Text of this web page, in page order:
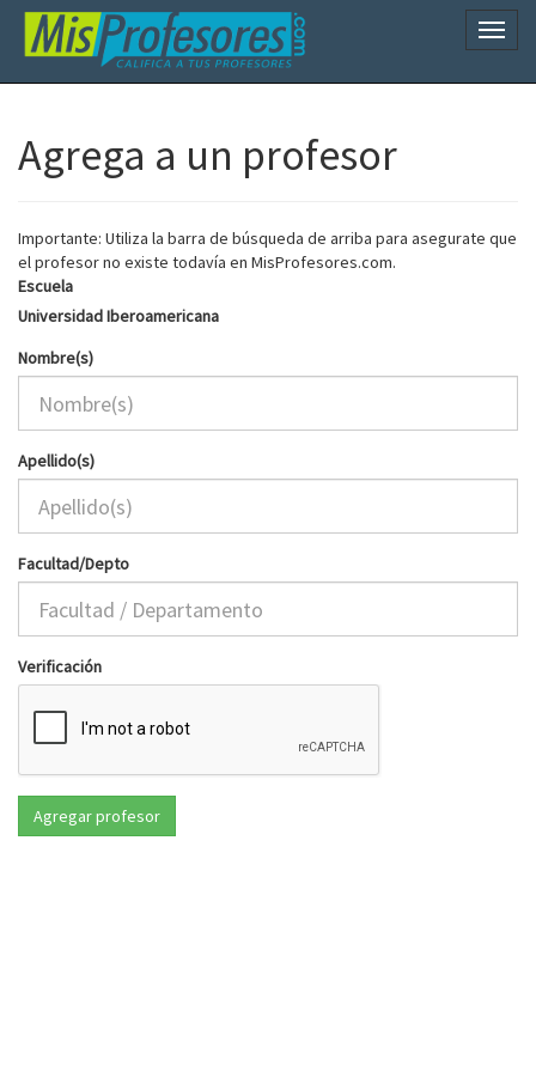
Agrega a un profesor
Importante: Utiliza la barra de búsqueda de arriba para asegurate que
el profesor no existe todavía en MisProfesores.com.
Escuela
Universidad Iberoamericana
Nombre(s)
Apellido(s)
Facultad/Depto
Verificación